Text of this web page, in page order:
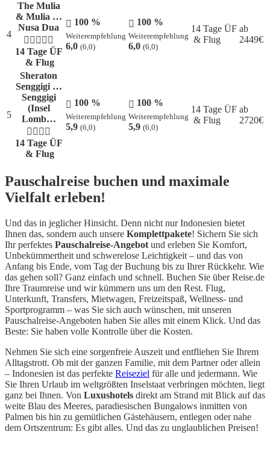
4
The Mulia
& Mulia …
Nusa Dua
14 Tage ÜF
& Flug
100 %
Weiterempfehlung
6,0 (6,0)
100 %
Weiterempfehlung
6,0 (6,0)
14 Tage ÜF
& Flug
ab
2449€
5
Sheraton
Senggigi …
Senggigi
(Insel
Lomb…
14 Tage ÜF
& Flug
100 %
Weiterempfehlung
5,9 (6,0)
100 %
Weiterempfehlung
5,9 (6,0)
14 Tage ÜF
& Flug
ab
2720€
Pauschalreise buchen und maximale
Vielfalt erleben!
Und das in jeglicher Hinsicht. Denn nicht nur Indonesien bietet
Ihnen das, sondern auch unsere Komplettpakete! Sichern Sie sich
Ihr perfektes Pauschalreise-Angebot und erleben Sie Komfort,
Unbekümmertheit und schwerelose Leichtigkeit – und das von
Anfang bis Ende, vom Tag der Buchung bis zu Ihrer Rückkehr. Wie
das gehen soll? Ganz einfach und schnell. Buchen Sie über Reise.de
Ihre Traumreise und wir kümmern uns um den Rest. Flug,
Unterkunft, Transfers, Mietwagen, Freizeitspaß, Wellness- und
Sportprogramm – was Sie sich auch wünschen, mit unseren
Pauschalreise-Angeboten haben Sie alles mit einem Klick. Und das
Beste: Sie haben volle Kontrolle über die Kosten.
Nehmen Sie sich eine sorgenfreie Auszeit und entfliehen Sie Ihrem
Alltagstrott. Ob mit der ganzen Familie, mit dem Partner oder allein
– Indonesien ist das perfekte Reiseziel für alle und jedermann. Wie
Sie Ihren Urlaub im weltgrößten Inselstaat verbringen möchten, liegt
ganz bei Ihnen. Von Luxushotels direkt am Strand mit Blick auf das
weite Blau des Meeres, paradiesischen Bungalows inmitten von
Palmen bis hin zu gemütlichen Gästehäusern, entlegen oder nahe
dem Ortszentrum: Es gibt alles. Und das zu unglaublichen Preisen!